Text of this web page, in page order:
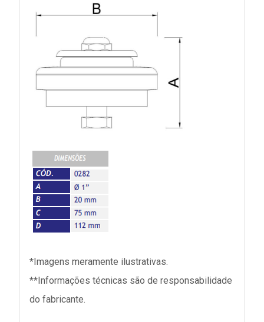
*Imagens meramente ilustrativas.
**Informações técnicas são de responsabilidade
do fabricante.